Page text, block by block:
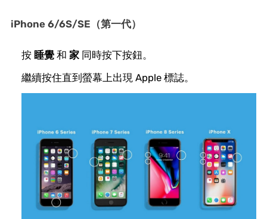
iPhone 6/6S/SE（第一代）
按 睡覺和 家同時按下按鈕。
繼續按住直到螢幕上出現 Apple 標誌。